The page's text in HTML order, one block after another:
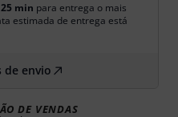
min para entrega o mais
estimada de entrega está
de envio
DE VENDAS